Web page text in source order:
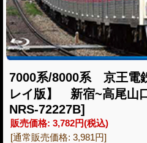
7000系/8000系 京王電
レイ版】 新宿~高尾山
NRS-72227B]
販売価格: 3,782円(税込)
[通常販売価格: 3,981円]